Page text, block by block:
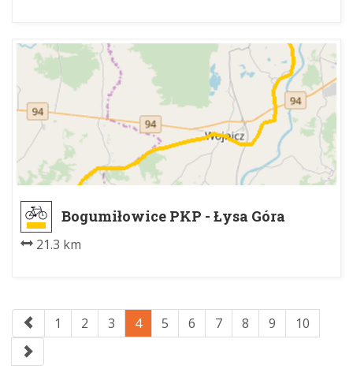
Bogumiłowice PKP - Łysa Góra
21.3 km
1 2 3 4 5 6 7 8 9 10